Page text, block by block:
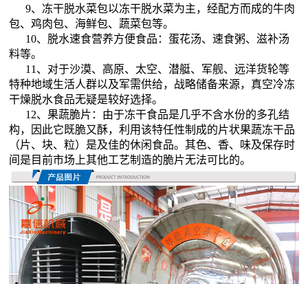
9、冻干脱水菜包以冻干脱水菜为主，经配方而成的牛肉
包、鸡肉包、海鲜包、蔬菜包等。
10、脱水速食营养方便食品：蛋花汤、速食粥、滋补汤
料等。
11、对于沙漠、高原、太空、潜艇、军舰、远洋货轮等
特种地域生活人群以及军需供给，战略储备来源，真空冷冻
干燥脱水食品无疑是较好选择。
12、果蔬脆片：由于冻干食品是几乎不含水份的多孔结
构，因此它既脆又酥，利用该特任性制成的片状果蔬冻干品
（片、块、粒）是及佳的休闲食品。其色、香、味及保存时
间是目前市场上其他工艺制造的脆片无法可比的。